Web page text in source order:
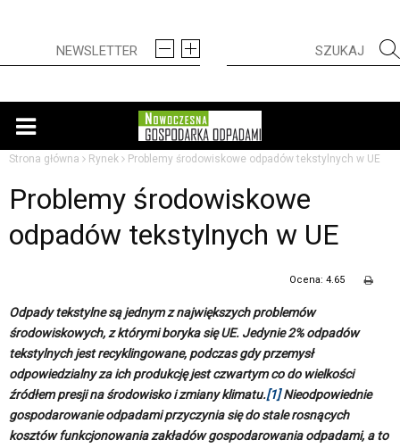
Strona główna Rynek Problemy środowiskowe odpadów tekstylnych w UE
Problemy środowiskowe
odpadów tekstylnych w UE
Ocena: 4.65
Odpady tekstylne są jednym z największych problemów
środowiskowych, z którymi boryka się UE. Jedynie 2% odpadów
tekstylnych jest recyklingowane, podczas gdy przemysł
odpowiedzialny za ich produkcję jest czwartym co do wielkości
źródłem presji na środowisko i zmiany klimatu.[1]Nieodpowiednie
gospodarowanie odpadami przyczynia się do stale rosnących
kosztów funkcjonowania zakładów gospodarowania odpadami, a to